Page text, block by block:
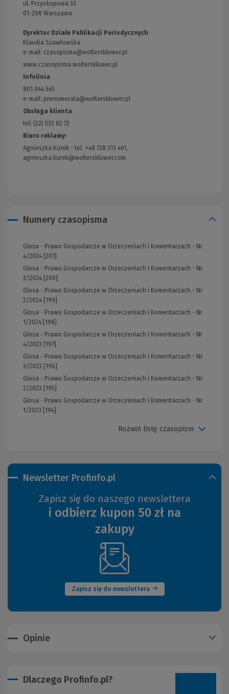
Newsletter Profinfo.pl
Zapisz się do naszego newslettera
i odbierz kupon 50 zł na
zakupy
Zapisz się do newslettera
(Nowe
okno)
ul. Przyokopowa 33
01-208 Warszawa
Dyrektor Działu Publikacji Periodycznych
Klaudia Szawłowska
e-mail: czasopisma@wolterskluwer.pl
www.czasopisma.wolterskluwer.pl
Infolinia
801 044 545
e-mail: prenumerata@wolterskluwer.pl
Obsługa klienta
tel: (22) 535 82 72
Biuro reklamy:
Agnieszka Kurek - tel. +48 728 313 461,
agnieszka.kurek@wolterskluwer.com
Numery czasopisma
Glosa - Prawo Gospodarcze w Orzeczeniach i Komentarzach - Nr
4/2024 [201]
Glosa - Prawo Gospodarcze w Orzeczeniach i Komentarzach - Nr
3/2024 [200]
Glosa - Prawo Gospodarcze w Orzeczeniach i Komentarzach - Nr
2/2024 [199]
Glosa - Prawo Gospodarcze w Orzeczeniach i Komentarzach - Nr
1/2024 [198]
Glosa - Prawo Gospodarcze w Orzeczeniach i Komentarzach - Nr
4/2023 [197]
Glosa - Prawo Gospodarcze w Orzeczeniach i Komentarzach - Nr
3/2023 [196]
Glosa - Prawo Gospodarcze w Orzeczeniach i Komentarzach - Nr
2/2023 [195]
Glosa - Prawo Gospodarcze w Orzeczeniach i Komentarzach - Nr
1/2023 [194]
Rozwiń listę czasopism
Opinie
Dlaczego Profinfo.pl?